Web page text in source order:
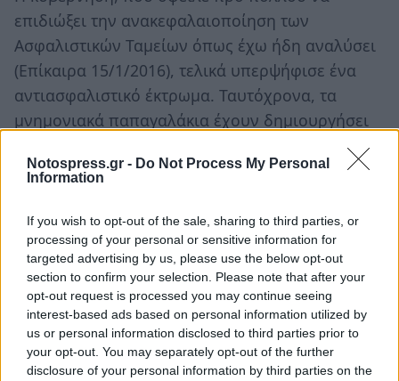
Notospress.gr - Do Not Process My Personal
Information
If you wish to opt-out of the sale, sharing to third parties, or
processing of your personal or sensitive information for
targeted advertising by us, please use the below opt-out
section to confirm your selection. Please note that after your
opt-out request is processed you may continue seeing
interest-based ads based on personal information utilized by
us or personal information disclosed to third parties prior to
your opt-out. You may separately opt-out of the further
disclosure of your personal information by third parties on the
επιδιώξει την ανακεφαλαιοποίηση των
Ασφαλιστικών Ταμείων όπως έχω ήδη αναλύσει
(Επίκαιρα 15/1/2016), τελικά υπερψήφισε ένα
αντιασφαλιστικό έκτρωμα. Ταυτόχρονα, τα
μνημονιακά παπαγαλάκια έχουν δημιουργήσει
δανείων” αποτελεί δήθεν μνημονιακή
Απάντηση του Προέδρου της ΕΚΤ Μάριο Ντράγκι
σε Γραπτή Ερώτηση που κατέθεσα στις 26
Φεβρουαρίου το μνημόνιο σε κανένα σημείο δεν
υποχρεώνει τις Ελληνικές τράπεζες να
πωλήσουν τα «κόκκινα δάνεια». Στο πλαίσιο
αυτό έχω καταθέσει πρόταση, αφού ενταχθούν
τα δάνεια αυτά σε «καλάθι» τιτλοποιημένων